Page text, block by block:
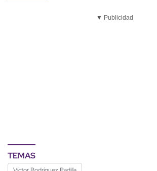
▼ Publicidad
TEMAS